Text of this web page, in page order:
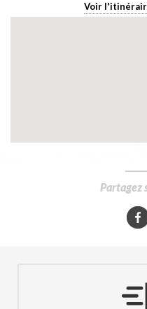
Voir
Partagez